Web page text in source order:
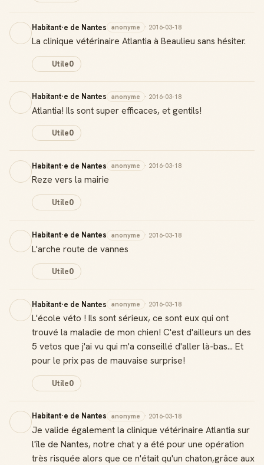
Habitant·e de Nantes anonyme · 2016-03-18
La clinique vétérinaire Atlantia à Beaulieu sans hésiter.
Utile0
Habitant·e de Nantes anonyme · 2016-03-18
Atlantia! Ils sont super efficaces, et gentils!
Utile0
Habitant·e de Nantes anonyme · 2016-03-18
Reze vers la mairie
Utile0
Habitant·e de Nantes anonyme · 2016-03-18
L'arche route de vannes
Utile0
Habitant·e de Nantes anonyme · 2016-03-18
L'école véto ! Ils sont sérieux, ce sont eux qui ont
trouvé la maladie de mon chien! C'est d'ailleurs un des
5 vetos que j'ai vu qui m'a conseillé d'aller là-bas... Et
pour le prix pas de mauvaise surprise!
Utile0
Habitant·e de Nantes anonyme · 2016-03-18
Je valide également la clinique vétérinaire Atlantia sur
l'île de Nantes, notre chat y a été pour une opération
très risquée alors que ce n'était qu'un chaton,grâce aux